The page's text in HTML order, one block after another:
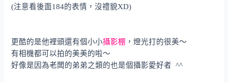
(注意看後面184的表情，沒禮貌XD)
更酷的是他裡頭還有個小小攝影棚 ，燈光打的很美～
有相機都可以拍的美美的啦～
好像是因為老闆的弟弟之類的也是個攝影愛好者 ^^